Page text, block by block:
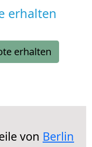
erhalten
erhalten
von Berlin